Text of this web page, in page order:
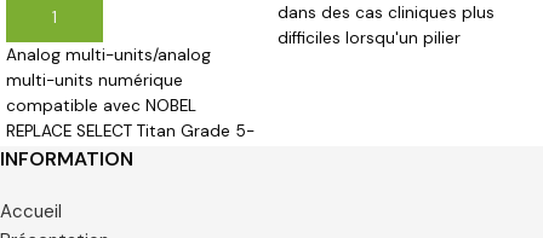
AJOUTER AU PANIER
Analog multi-units/analog
multi-units numérique
compatible avec NOBEL
REPLACE SELECT Titan Grade 5-
6AL4V
dans des cas cliniques plus
difficiles lorsqu'un pilier
INFORMATION
Accueil